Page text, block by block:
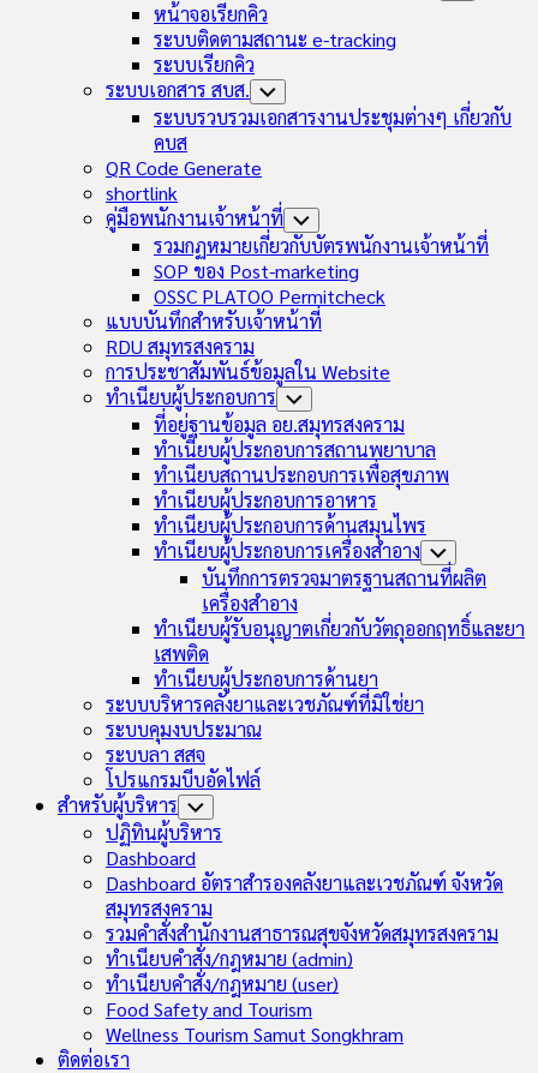
หน้าจอเรียกคิว
ระบบติดตามสถานะ e-tracking
ระบบเรียกคิว
ระบบเอกสาร สบส. Toggle
Child
Menu
ระบบรวบรวมเอกสารงานประชุมต่างๆ เกี่ยวกับ
คบส
QR Code Generate
shortlink
คู่มือพนักงานเจ้าหน้าที่ Toggle
Child
Menu
รวมกฏหมายเกี่ยวกับบัตรพนักงานเจ้าหน้าที่
SOP ของ Post-marketing
OSSC PLATOO Permitcheck
แบบบันทึกสำหรับเจ้าหน้าที่
RDU สมุทรสงคราม
การประชาสัมพันธ์ข้อมูลใน Website
ทำเนียบผู้ประกอบการ Toggle
Child
Menu
ที่อยู่ฐานข้อมูล อย.สมุทรสงคราม
ทำเนียบผู้ประกอบการสถานพยาบาล
ทำเนียบสถานประกอบการเพื่อสุขภาพ
ทำเนียบผู้ประกอบการอาหาร
ทำเนียบผู้ประกอบการด้านสมุนไพร
ทำเนียบผู้ประกอบการเครื่องสำอาง Toggle
Child
Menu
บันทึกการตรวจมาตรฐานสถานที่ผลิต
เครื่องสำอาง
ทำเนียบผู้รับอนุญาตเกี่ยวกับวัตถุออกฤทธิ์และยา
เสพติด
ทำเนียบผู้ประกอบการด้านยา
ระบบบริหารคลังยาและเวชภัณฑ์ที่มิใช่ยา
ระบบคุมงบประมาณ
ระบบลา สสจ
โปรแกรมบีบอัดไฟล์
สำหรับผู้บริหาร Toggle
Child
Menu
ปฏิทินผู้บริหาร
Dashboard
Dashboard อัตราสำรองคลังยาและเวชภัณฑ์ จังหวัด
สมุทรสงคราม
รวมคำสั่งสำนักงานสาธารณสุขจังหวัดสมุทรสงคราม
ทำเนียบคำสั่ง/กฎหมาย (admin)
ทำเนียบคำสั่ง/กฎหมาย (user)
Food Safety and Tourism
Wellness Tourism Samut Songkhram
ติดต่อเรา